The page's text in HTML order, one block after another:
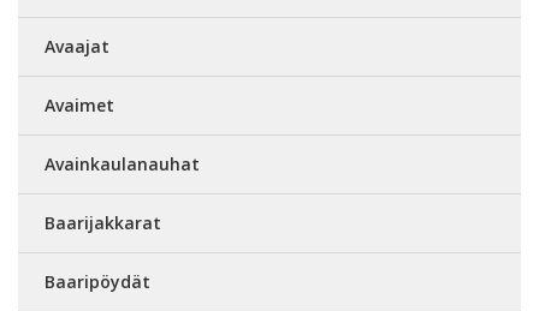
Avaajat
Avaimet
Avainkaulanauhat
Baarijakkarat
Baaripöydät